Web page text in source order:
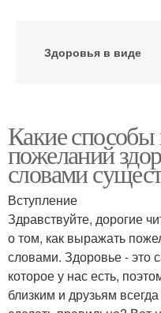
Здоровья в виде
Какие
пожеланий
словами
Вступление
Здравствуйте, дорогие
о том, как выражать
словами. Здоровье - это
которое у нас есть,
близким и друзьям